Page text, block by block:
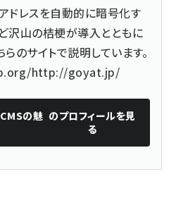
ドレスを自動的に暗号化す
沢山の桔梗が導入とともに
らのサイトで説明しています。
http://goyat.jp/
の魅 のプロフィールを見
る